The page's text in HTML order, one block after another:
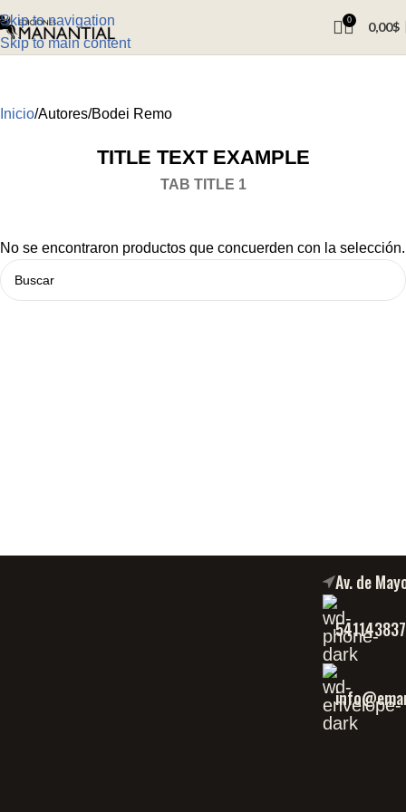
Skip to navigation
Skip to main content
0 0,00$
Inicio Autores Bodei Remo
TITLE TEXT EXAMPLE
TAB TITLE 1
No se encontraron productos que concuerden con la selección.
Av. de